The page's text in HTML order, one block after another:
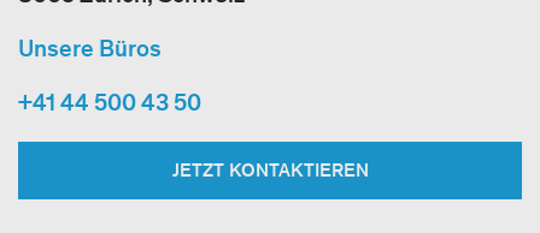
Unsere Büros
+41 44 500 43 50
JETZT KONTAKTIEREN